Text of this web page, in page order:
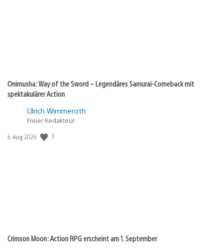
Onimusha: Way of the Sword – Legendäres Samurai-Comeback mit
spektakulärer Action
Ulrich Wimmeroth
Freier Redakteur
Veröffentlichungsdatum:
6. Aug 2026 3
Crimson Moon: Action RPG erscheint am 1. September